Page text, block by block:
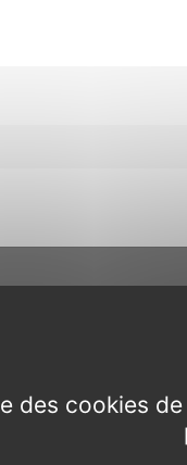
le pays Gallo,
de Bretagne ».
des cookies